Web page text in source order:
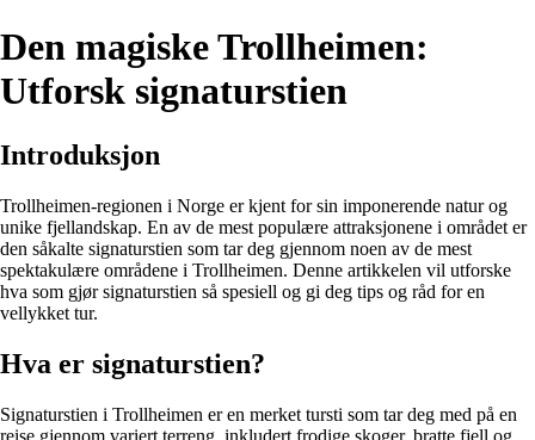
Den magiske Trollheimen:
Utforsk signaturstien
Introduksjon
Trollheimen-regionen i Norge er kjent for sin imponerende natur og
unike fjellandskap. En av de mest populære attraksjonene i området er
den såkalte signaturstien som tar deg gjennom noen av de mest
spektakulære områdene i Trollheimen. Denne artikkelen vil utforske
hva som gjør signaturstien så spesiell og gi deg tips og råd for en
vellykket tur.
Hva er signaturstien?
Signaturstien i Trollheimen er en merket tursti som tar deg med på en
reise gjennom variert terreng, inkludert frodige skoger, bratte fjell og